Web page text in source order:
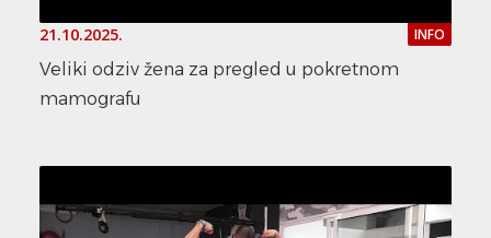
21.10.2025. INFO
Veliki odziv žena za pregled u pokretnom
mamografu